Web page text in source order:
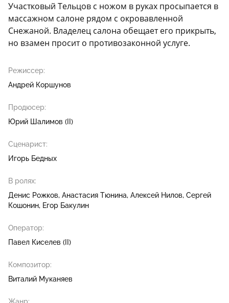
Участковый Тельцов с ножом в руках просыпается в
массажном салоне рядом с окровавленной
Снежаной. Владелец салона обещает его прикрыть,
но взамен просит о противозаконной услуге.
Режиссер:
Андрей Коршунов
Продюсер:
Юрий Шалимов (II)
Сценарист:
Игорь Бедных
В ролях:
Денис Рожков Анастасия Тюнина Алексей Нилов Сергей
Кошонин Егор Бакулин
Оператор:
Павел Киселев (II)
Композитор:
Виталий Муканяев